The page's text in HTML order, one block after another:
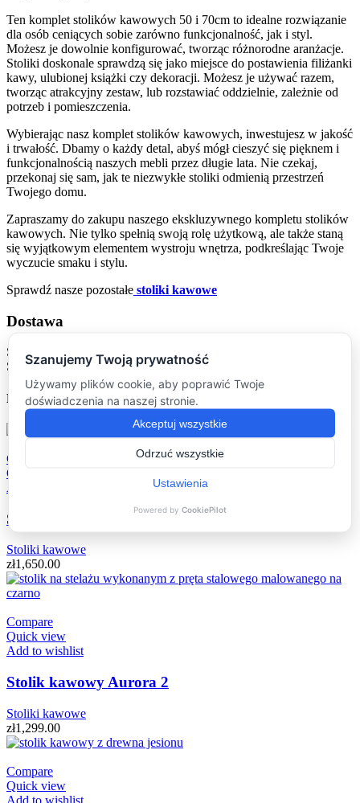
Ten komplet stolików kawowych 50 i 70cm to idealne rozwiązanie
dla osób ceniących sobie zarówno funkcjonalność, jak i styl.
Możesz je dowolnie konfigurować, tworząc różnorodne aranżacje.
Stoliki doskonale sprawdzą się jako miejsce do postawienia filiżanki
kawy, ulubionej książki czy dekoracji. Możesz je używać razem,
tworząc atrakcyjny zestaw, lub rozstawiać oddzielnie, zależnie od
potrzeb i pomieszczenia.
Wybierając nasz komplet stolików kawowych, inwestujesz w jakość
i trwałość. Dbamy o każdy detal, abyś mógł cieszyć się pięknem i
funkcjonalnością naszych mebli przez długie lata. Nie czekaj,
przekonaj się sam, jak te niezwykłe stoliki odmienią przestrzeń
Twojego domu.
Zapraszamy do zakupu naszego ekskluzywnego kompletu stolików
kawowych. Nie tylko spełnią swoją rolę użytkową, ale także staną
się wyjątkowym elementem wystroju wnętrza, podkreślając Twoje
wyczucie smaku i stylu.
Sprawdź nasze pozostałe stoliki kawowe
Dostawa
Sposób dostarczenia produktu jest uzależniony od jego gabarytów.
Skontaktujemy się w tej sprawie:)
MOGĄ CIĘ ZAINTERESOWAĆ
Compare
Quick view
Add to wishlist
Stolik kawowy „Omega” z drewna jesionu
Stoliki kawowe
zł1,650.00
Compare
Quick view
Add to wishlist
Stolik kawowy Aurora 2
Stoliki kawowe
zł1,299.00
Compare
Quick view
Add to wishlist